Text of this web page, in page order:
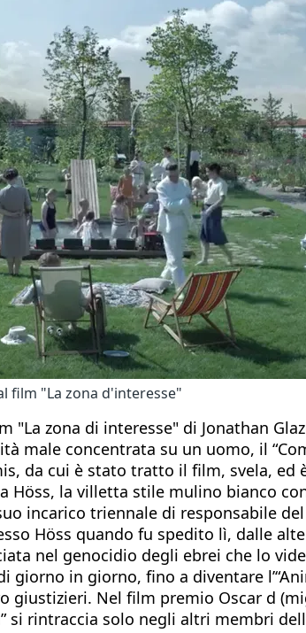
film "La zona d'interesse"
"La zona di interesse" di Jonathan
male concentrata su un uomo, il
da cui è stato tratto il film, svela,
Höss, la villetta stile mulino bianco
incarico triennale di responsabile
Höss quando fu spedito lì, dalle
nel genocidio degli ebrei che lo
giorno in giorno, fino a diventare
giustizieri. Nel film premio Oscar d
si rintraccia solo negli altri membri